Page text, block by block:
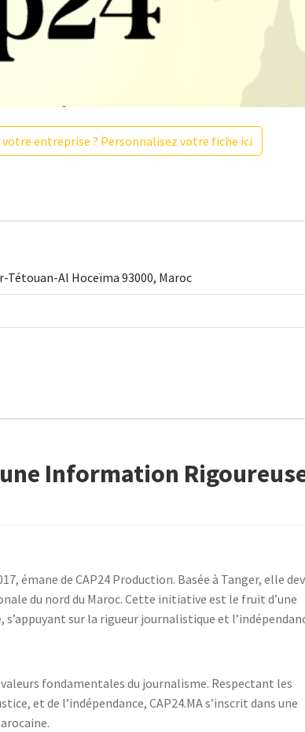
votre entreprise ? Personnalisez votre fiche ici
Tétouan-Al Hoceïma 93000, Maroc
Information
émane de CAP24 Production. Basée à Tanger, elle
du nord du Maroc. Cette initiative est le fruit d’une
sur la rigueur journalistique et
fondamentales du journalisme. Respectant les
et de l’indépendance, CAP24.MA s’inscrit dans une